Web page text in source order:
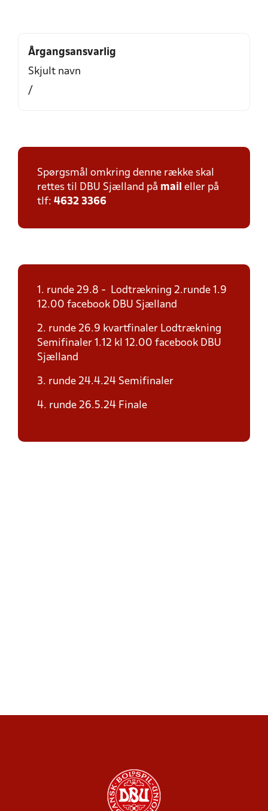
Årgangsansvarlig
Skjult navn
/
Spørgsmål omkring denne række skal
rettes til DBU Sjælland på mail eller på
tlf: 4632 3366
1. runde 29.8 - Lodtrækning 2.runde 1.9
12.00 facebook DBU Sjælland
2. runde 26.9 kvartfinaler Lodtrækning
Semifinaler 1.12 kl 12.00 facebook DBU
Sjælland
3. runde 24.4.24 Semifinaler
4. runde 26.5.24 Finale